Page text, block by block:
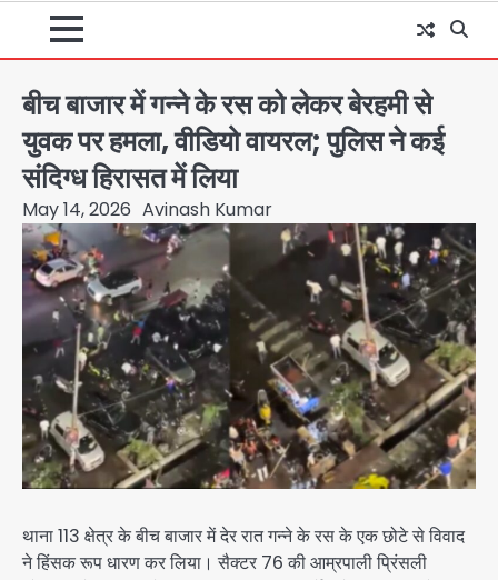
बीच बाजार में गन्ने के रस को लेकर बेरहमी से
युवक पर हमला, वीडियो वायरल; पुलिस ने कई
संदिग्ध हिरासत में लिया
May 14, 2026 Avinash Kumar
थाना 113 क्षेत्र के बीच बाजार में देर रात गन्ने के रस के एक छोटे से विवाद
ने हिंसक रूप धारण कर लिया। सैक्टर 76 की आम्रपाली प्रिंसली